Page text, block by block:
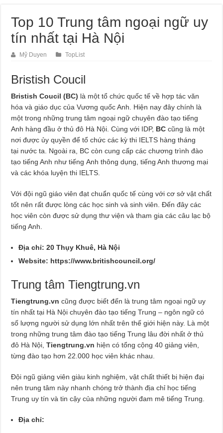
Top 10 Trung tâm ngoại ngữ uy
tín nhất tại Hà Nội
Mỹ Duyen TopList
Bristish Coucil
Bristish Coucil (BC) là một tổ chức quốc tế về hợp tác văn
hóa và giáo dục của Vương quốc Anh. Hiện nay đây chính là
một trong những trung tâm ngoại ngữ chuyên đào tạo tiếng
Anh hàng đầu ở thủ đô Hà Nội. Cùng với IDP, BCcũng là một
nơi được ủy quyền để tổ chức các kỳ thi IELTS hàng tháng
tại nước ta. Ngoài ra, BC còn cung cấp các chương trình đào
tạo tiếng Anh như tiếng Anh thông dụng, tiếng Anh thương mại
và các khóa luyện thi IELTS.
Với đội ngũ giáo viên đạt chuẩn quốc tế cùng với cơ sở vật chất
tốt nên rất được lòng các học sinh và sinh viên. Đến đây các
học viên còn được sử dụng thư viện và tham gia các câu lạc bộ
tiếng Anh.
Địa chỉ: 20 Thụy Khuê, Hà Nội
Website: https://www.britishcouncil.org/
Trung tâm Tiengtrung.vn
Tiengtrung.vn cũng được biết đến là trung tâm ngoại ngữ uy
tín nhất tại Hà Nội chuyên đào tạo tiếng Trung – ngôn ngữ có
số lượng người sử dụng lớn nhất trên thế giới hiện này. Là một
trong những trung tâm đào tạo tiếng Trung lâu đời nhất ở thủ
đô Hà Nội,Tiengtrung.vn hiện có tổng cộng 40 giảng viên,
từng đào tạo hơn 22.000 học viên khác nhau.
Đội ngũ giảng viên giàu kinh nghiệm, vật chất thiết bị hiện đại
nên trung tâm này nhanh chóng trở thành địa chỉ học tiếng
Trung uy tín và tin cậy của những người đam mê tiếng Trung.
Địa chỉ: